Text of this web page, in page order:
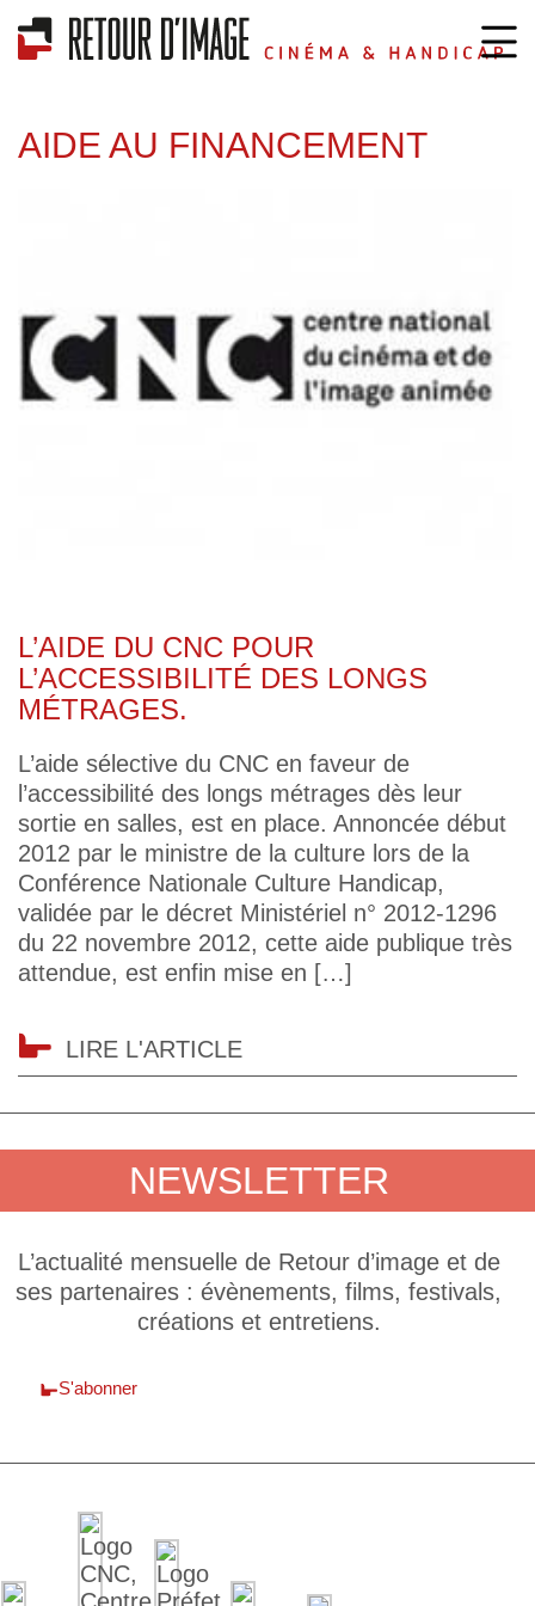
AIDE AU FINANCEMENT
L’AIDE DU CNC POUR
L’ACCESSIBILITÉ DES LONGS
MÉTRAGES.
L’aide sélective du CNC en faveur de
l’accessibilité des longs métrages dès leur
sortie en salles, est en place. Annoncée début
2012 par le ministre de la culture lors de la
Conférence Nationale Culture Handicap,
validée par le décret Ministériel n° 2012-1296
du 22 novembre 2012, cette aide publique très
attendue, est enfin mise en […]
LIRE L'ARTICLE
NEWSLETTER
L’actualité mensuelle de Retour d’image et de
ses partenaires : évènements, films, festivals,
créations et entretiens.
S'abonner